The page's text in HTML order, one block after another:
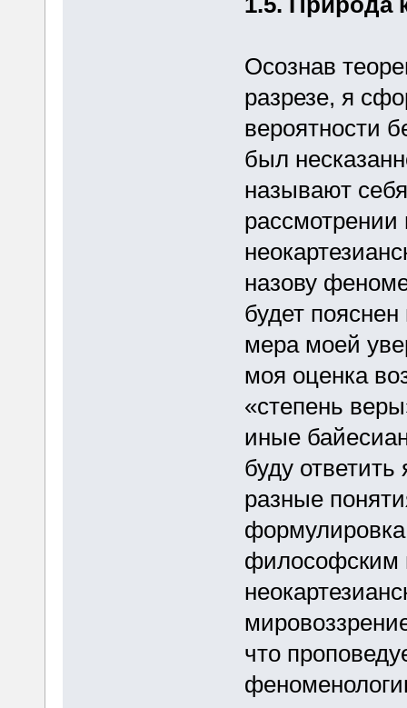
Осознав
разрезе, я
вероятности
был
называют
назову
будет
мера моей
моя оценка
«степень
иные
буду
разные
философским
что